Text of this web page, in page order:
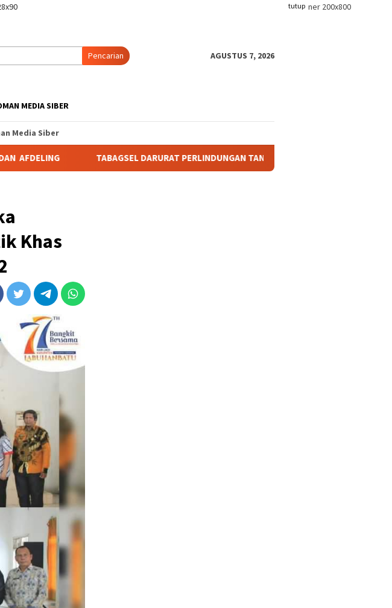
tutup
Pencarian AGUSTUS 7, 2026
MEDIA SIBER
Media Siber
TABAGSEL DARURAT PERLINDUNGAN TANAH ADAT: KETIKA TANAH LELUHUR TAK PUNYA
Khas